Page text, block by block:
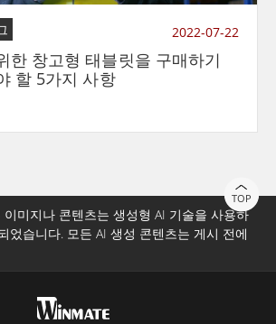
2022-07-22
한 창고형 태블릿을 구매하기
할 5가지 사항
TOP
미지나 콘텐츠는 생성형 AI 기술을 사용하
었습니다. 모든 AI 생성 콘텐츠는 게시 전에